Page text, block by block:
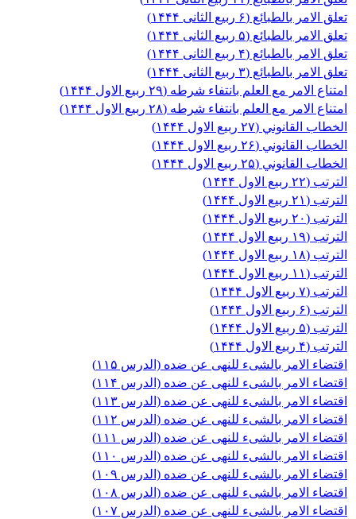
تعلق الامر بالطبائع (۶ ربیع الثانی ۱۴۴۴)
تعلق الامر بالطبائع (۵ ربیع الثانی ۱۴۴۴)
تعلق الامر بالطبائع (۴ ربیع الثانی ۱۴۴۴)
تعلق الامر بالطبائع (۳ ربیع الثانی ۱۴۴۴)
امتناع الامر مع العلم بانتفاء شرطه (۲۹ ربیع الاول ۱۴۴۴)
امتناع الامر مع العلم بانتفاء شرطه (۲۸ ربیع الاول ۱۴۴۴)
الخطاب القانوني (۲۷ ربیع الاول ۱۴۴۴)
الخطاب القانوني (۲۶ ربیع الاول ۱۴۴۴)
الخطاب القانوني (۲۵ ربیع الاول ۱۴۴۴)
الترتب (۲۲ ربیع الاول ۱۴۴۴)
الترتب (۲۱ ربیع الاول ۱۴۴۴)
الترتب (۲۰ ربیع الاول ۱۴۴۴)
الترتب (۱۹ ربیع الاول ۱۴۴۴)
الترتب (۱۸ ربیع الاول ۱۴۴۴)
الترتب (۱۱ ربیع الاول ۱۴۴۴)
الترتب (۷ ربیع الاول ۱۴۴۴)
الترتب (۶ ربیع الاول ۱۴۴۴)
الترتب (۵ ربیع الاول ۱۴۴۴)
الترتب (۴ ربیع الاول ۱۴۴۴)
اقتضاء الامر بالشیء للنهی عن ضده (الدرس ۱۱۵)
اقتضاء الامر بالشیء للنهی عن ضده (الدرس ۱۱۴)
اقتضاء الامر بالشیء للنهی عن ضده (الدرس ۱۱۳)
اقتضاء الامر بالشیء للنهی عن ضده (الدرس ۱۱۲)
اقتضاء الامر بالشیء للنهی عن ضده (الدرس ۱۱۱)
اقتضاء الامر بالشیء للنهی عن ضده (الدرس ۱۱۰)
اقتضاء الامر بالشیء للنهی عن ضده (الدرس ۱۰۹)
اقتضاء الامر بالشیء للنهی عن ضده (الدرس ۱۰۸)
اقتضاء الامر بالشیء للنهی عن ضده (الدرس ۱۰۷)